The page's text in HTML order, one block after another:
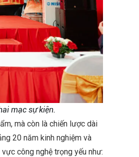
mạc sự kiện.
mà còn là chiến lược dài
20 năm kinh nghiệm và
công nghệ trọng yếu như: